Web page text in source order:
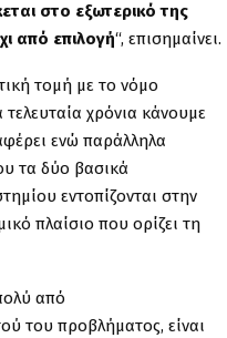
στο εξωτερικό της
από επιλογή“, επισημαίνει.
τομή με το νόμο
χρόνια κάνουμε
ενώ παράλληλα
τα δύο βασικά
εντοπίζονται στην
πλαίσιο που ορίζει τη
από
του προβλήματος, είναι